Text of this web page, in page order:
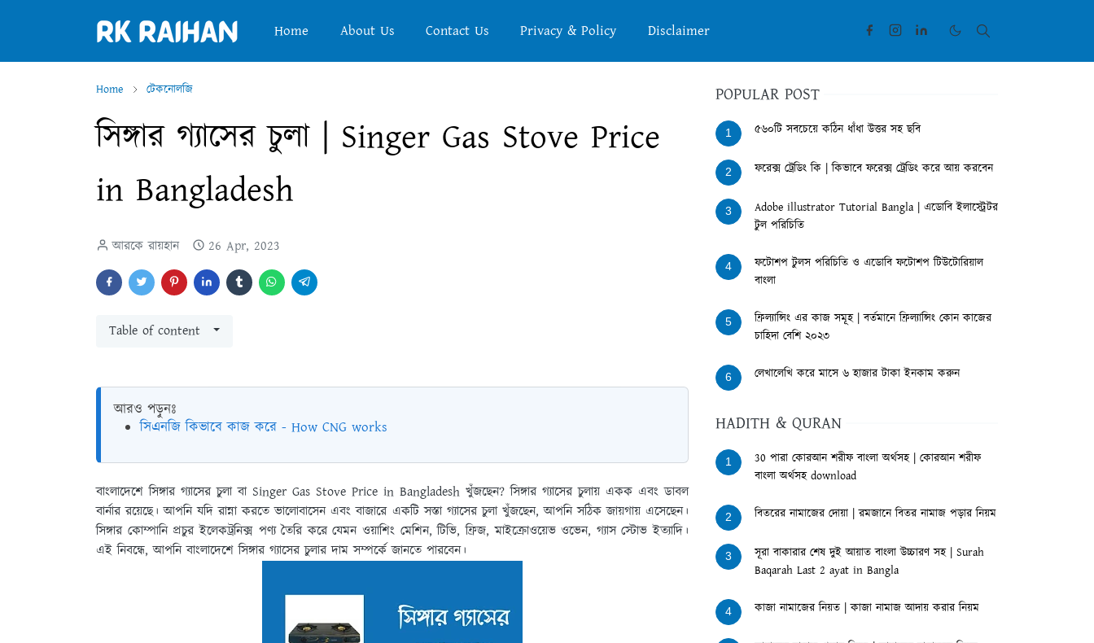
Home About Us Contact Us Privacy & Policy Disclaimer
Home টেকনোলজি
সিঙ্গার গ্যাসের চুলা | Singer Gas Stove Price
in Bangladesh
আরকে রায়হান 26 Apr, 2023
Table of content
আরও পড়ুনঃ
সিএনজি কিভাবে কাজ করে - How CNG works
বাংলাদেশে সিঙ্গার গ্যাসের চুলা বা Singer Gas Stove Price in Bangladesh খুঁজছেন? সিঙ্গার গ্যাসের চুলায় একক এবং ডাবল
বার্নার রয়েছে। আপনি যদি রান্না করতে ভালোবাসেন এবং বাজারে একটি সস্তা গ্যাসের চুলা খুঁজছেন, আপনি সঠিক জায়গায় এসেছেন।
সিঙ্গার কোম্পানি প্রচুর ইলেকট্রনিক্স পণ্য তৈরি করে যেমন ওয়াশিং মেশিন, টিভি, ফ্রিজ, মাইক্রোওয়েভ ওভেন, গ্যাস স্টোভ ইত্যাদি।
এই নিবন্ধে, আপনি বাংলাদেশে সিঙ্গার গ্যাসের চুলার দাম সম্পর্কে জানতে পারবেন।
POPULAR POST
1 ৫৬০টি সবচেয়ে কঠিন ধাঁধা উত্তর সহ ছবি
2 ফরেক্স ট্রেডিং কি | কিভাবে ফরেক্স ট্রেডিং করে আয় করবেন
3
Adobe illustrator Tutorial Bangla | এডোবি ইলাস্ট্রেটর
টুল পরিচিতি
4
ফটোশপ টুলস পরিচিতি ও এডোবি ফটোশপ টিউটোরিয়াল
বাংলা
5
ফ্রিল্যান্সিং এর কাজ সমূহ | বর্তমানে ফ্রিল্যান্সিং কোন কাজের
চাহিদা বেশি ২০২৩
6 লেখালেখি করে মাসে ৬ হাজার টাকা ইনকাম করুন
HADITH & QURAN
1
30 পারা কোরআন শরীফ বাংলা অর্থসহ | কোরআন শরীফ
বাংলা অর্থসহ download
2 বিতরের নামাজের দোয়া | রমজানে বিতর নামাজ পড়ার নিয়ম
3
সূরা বাকারার শেষ দুই আয়াত বাংলা উচ্চারণ সহ | Surah
Baqarah Last 2 ayat in Bangla
4 কাজা নামাজের নিয়ত | কাজা নামাজ আদায় করার নিয়ম